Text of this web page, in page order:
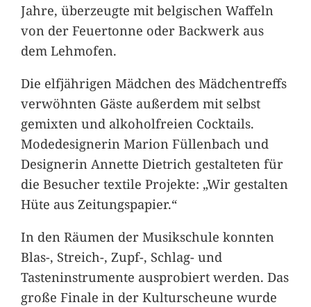
Jahre, überzeugte mit belgischen Waffeln
von der Feuertonne oder Backwerk aus
dem Lehmofen.
Die elfjährigen Mädchen des Mädchentreffs
verwöhnten Gäste außerdem mit selbst
gemixten und alkoholfreien Cocktails.
Modedesignerin Marion Füllenbach und
Designerin Annette Dietrich gestalteten für
die Besucher textile Projekte: „Wir gestalten
Hüte aus Zeitungspapier.“
In den Räumen der Musikschule konnten
Blas-, Streich-, Zupf-, Schlag- und
Tasteninstrumente ausprobiert werden. Das
große Finale in der Kulturscheune wurde